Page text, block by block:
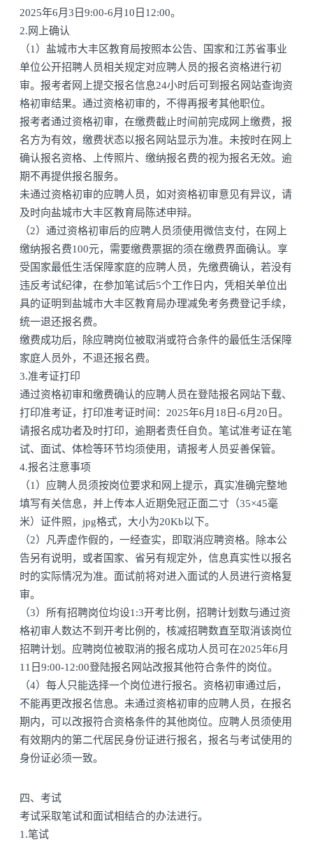
2025年6月3日9:00-6月10日12:00。
2.网上确认
（1）盐城市大丰区教育局按照本公告、国家和江苏省事业
单位公开招聘人员相关规定对应聘人员的报名资格进行初
审。报考者网上提交报名信息24小时后可到报名网站查询资
格初审结果。通过资格初审的，不得再报考其他职位。
报考者通过资格初审，在缴费截止时间前完成网上缴费，报
名方为有效，缴费状态以报名网站显示为准。未按时在网上
确认报名资格、上传照片、缴纳报名费的视为报名无效。逾
期不再提供报名服务。
未通过资格初审的应聘人员，如对资格初审意见有异议，请
及时向盐城市大丰区教育局陈述申辩。
（2）通过资格初审后的应聘人员须使用微信支付，在网上
缴纳报名费100元，需要缴费票据的须在缴费界面确认。享
受国家最低生活保障家庭的应聘人员，先缴费确认，若没有
违反考试纪律，在参加笔试后5个工作日内，凭相关单位出
具的证明到盐城市大丰区教育局办理减免考务费登记手续，
统一退还报名费。
缴费成功后，除应聘岗位被取消或符合条件的最低生活保障
家庭人员外，不退还报名费。
3.准考证打印
通过资格初审和缴费确认的应聘人员在登陆报名网站下载、
打印准考证，打印准考证时间：2025年6月18日-6月20日。
请报名成功者及时打印，逾期者责任自负。笔试准考证在笔
试、面试、体检等环节均须使用，请报考人员妥善保管。
4.报名注意事项
（1）应聘人员须按岗位要求和网上提示，真实准确完整地
填写有关信息，并上传本人近期免冠正面二寸（35×45毫
米）证件照，jpg格式，大小为20Kb以下。
（2）凡弄虚作假的，一经查实，即取消应聘资格。除本公
告另有说明，或者国家、省另有规定外，信息真实性以报名
时的实际情况为准。面试前将对进入面试的人员进行资格复
审。
（3）所有招聘岗位均设1:3开考比例，招聘计划数与通过资
格初审人数达不到开考比例的，核减招聘数直至取消该岗位
招聘计划。应聘岗位被取消的报名成功人员可在2025年6月
11日9:00-12:00登陆报名网站改报其他符合条件的岗位。
（4）每人只能选择一个岗位进行报名。资格初审通过后，
不能再更改报名信息。未通过资格初审的应聘人员，在报名
期内，可以改报符合资格条件的其他岗位。应聘人员须使用
有效期内的第二代居民身份证进行报名，报名与考试使用的
身份证必须一致。
四、考试
考试采取笔试和面试相结合的办法进行。
1.笔试